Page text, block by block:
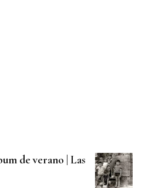
de verano | Las